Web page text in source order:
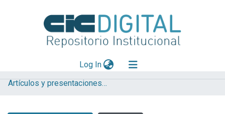
Log In(current)
Explorar
Artículos y presentaciones en Congresos LIFIA